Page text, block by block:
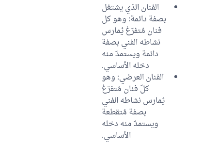
الفنان الذي يشتغل
بصفة دائمة: وهو كل
فنان مُتفرّغ يُمارس
نشاطه الفني بصفة
دائمة ويستمدّ منه
دخله الأساسي.
الفنان العرضي: وهو
كلّ فنان مُتفرّغ
يُمارس نشاطه الفني
بصفة مُتقطعة
ويستمدّ منه دخله
الأساسي.